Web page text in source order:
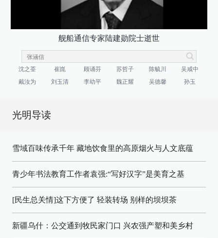
舰船通信专家陆建勋院士逝世
沈之荃 崔崑 顾诵芬 苏哲子 陈毓川
吴咸中
戴汝为
刘玉清 李幼平 魏正耀 吴德馨 孙玉
光明导读
雪域百味传承千年 藏地饮食里的高原烟火与人文底蕴
青少年书法教育工作者袁强:“写好汉字”是美育之基
[民生总关情]这下方便了 轻装转场 别样的坝坝茶
新疆乌什：公交通到牧民家门口 兴农强产塑和美乡村